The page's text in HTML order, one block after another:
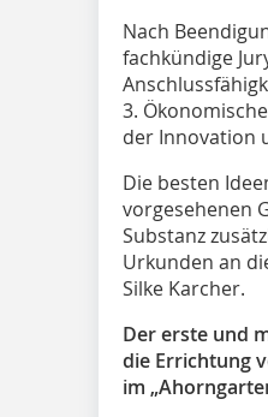
Nach
fachkündige
3.
der Innovation
Die besten
vorgesehenen
Substanz
Urkunden an
Silke Karcher.
Der erste und
die Errichtung
im